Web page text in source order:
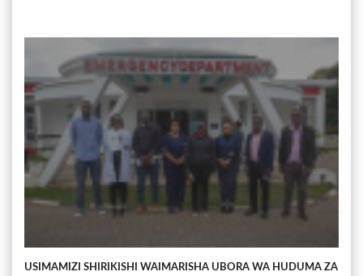
USIMAMIZI SHIRIKISHI WAIMARISHA UBORA WA HUDUMA ZA